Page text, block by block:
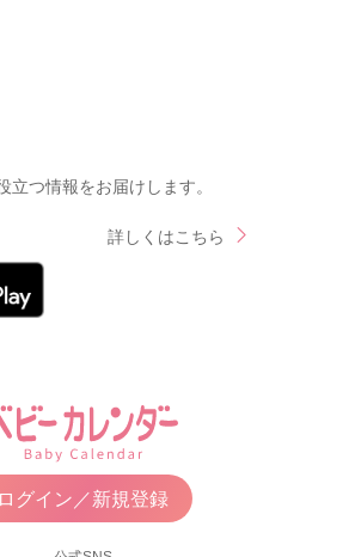
つ情報をお届けします。
詳しくはこちら
ログイン／新規登録